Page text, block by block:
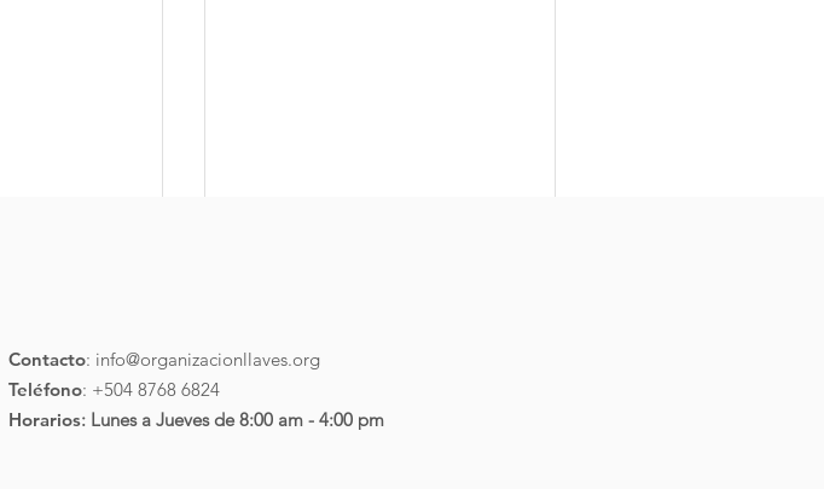
refugio aprobada el 29 de abril
Contacto: info@organizacionllaves.org
Teléfono: +504 8768 6824
Horarios: Lunes a Jueves de 8:00 am - 4:00 pm